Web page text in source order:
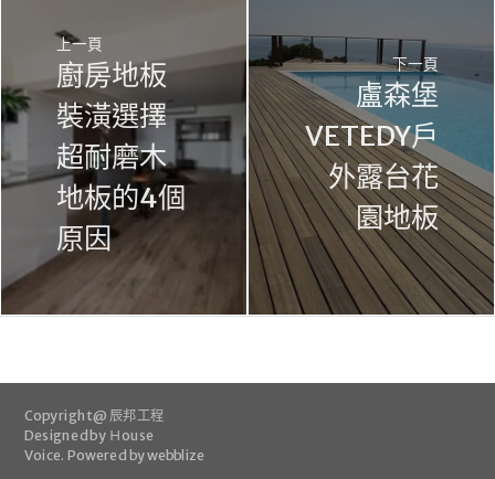
上一頁
廚房地板
裝潢選擇
超耐磨木
地板的4個
原因
下一頁
盧森堡
VETEDY戶
外露台花
園地板
Copyright @ 辰邦工程
Designed by Ｈouse
Voice.Powered by webblize